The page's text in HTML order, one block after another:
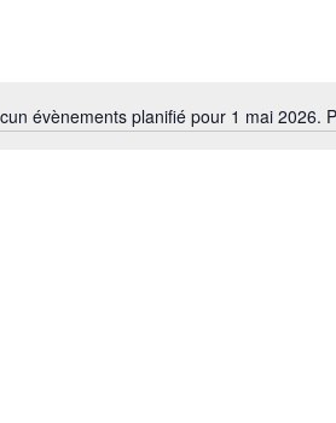
Notice
évènements planifié pour 1 mai 2026.